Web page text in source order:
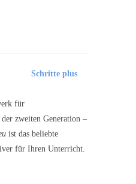
Schritte plus
für
zweiten Generation –
ist das beliebte
für Ihren Unterricht.